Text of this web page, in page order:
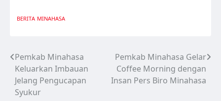
BERITA MINAHASA
Navigasi
pos
Pemkab Minahasa
Keluarkan Imbauan
Jelang Pengucapan
Syukur
Pemkab Minahasa Gelar
Coffee Morning dengan
Insan Pers Biro Minahasa